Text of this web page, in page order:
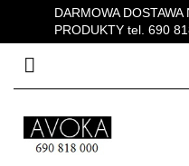
DARMOWA
PRODUKTY tel. 690